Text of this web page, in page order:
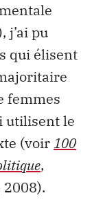
j’ai pu
qui élisent
femmes
utilisent le
(voir 100
,